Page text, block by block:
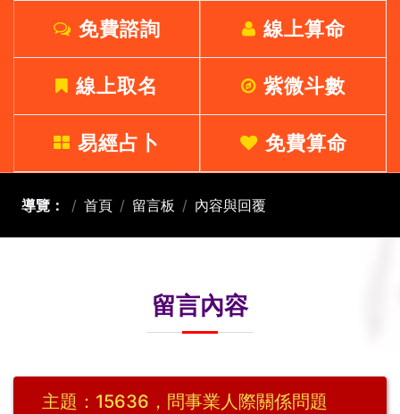
免費諮詢 線上算命
線上取名 紫微斗數
易經占卜 免費算命
導覽： 首頁 留言板 內容與回覆
留言內容
主題：15636，問事業人際關係問題